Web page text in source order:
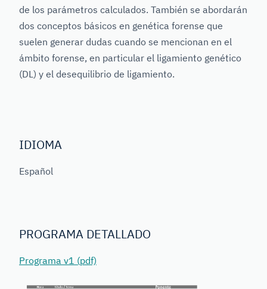
de los parámetros calculados. También se abordarán
dos conceptos básicos en genética forense que
suelen generar dudas cuando se mencionan en el
ámbito forense, en particular el ligamiento genético
(DL) y el desequilibrio de ligamiento.
IDIOMA
Español
PROGRAMA DETALLADO
Programa v1 (pdf)